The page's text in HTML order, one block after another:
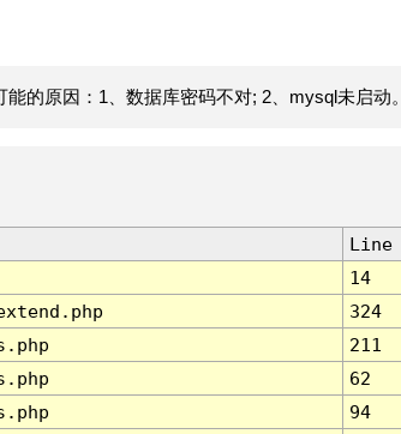
的原因：1、数据库密码不对; 2、mysql未启动。
Line
14
324
211
62
94